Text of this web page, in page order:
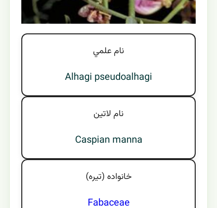
نام علمي
Alhagi pseudoalhagi
نام لاتين
Caspian manna
خانواده (تيره)
Fabaceae